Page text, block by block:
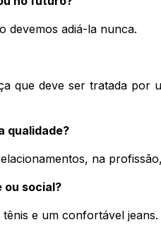
devemos adiá-la nunca.
que deve ser tratada por
qualidade?
na
ou social?
e um confortável jeans.